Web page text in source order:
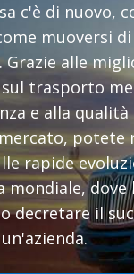
c'è di nuovo,
muoversi di
Grazie alle
trasporto
e alla
potete
rapide
mondiale, dove
decretare il